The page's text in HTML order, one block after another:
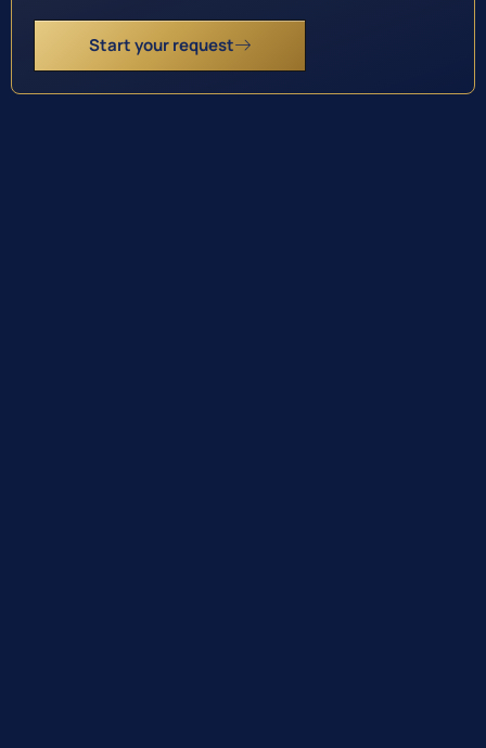
Start your request